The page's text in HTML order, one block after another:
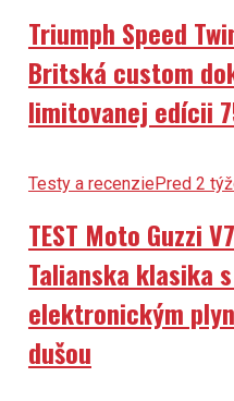
Triumph Speed
Britská custom
limitovanej edícii
Testy a recenziePred 2
TEST Moto Guzzi
Talianska klasika
elektronickým
dušou